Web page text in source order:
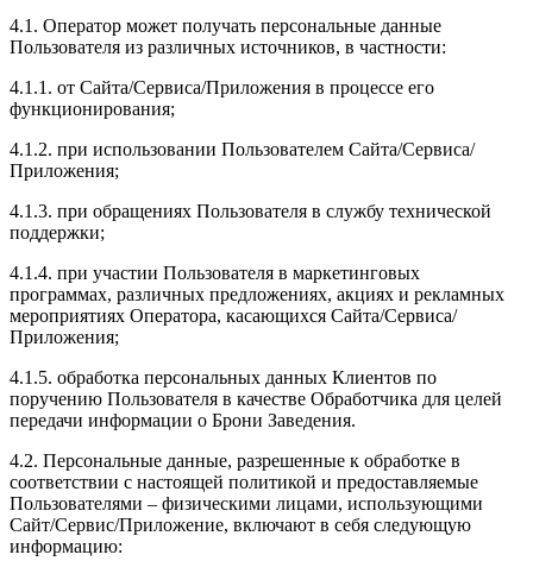
4.1. Оператор может получать персональные данные
Пользователя из различных источников, в частности:
4.1.1. от Сайта/Сервиса/Приложения в процессе его
функционирования;
4.1.2. при использовании Пользователем Сайта/Сервиса/
Приложения;
4.1.3. при обращениях Пользователя в службу технической
поддержки;
4.1.4. при участии Пользователя в маркетинговых
программах, различных предложениях, акциях и рекламных
мероприятиях Оператора, касающихся Сайта/Сервиса/
Приложения;
4.1.5. обработка персональных данных Клиентов по
поручению Пользователя в качестве Обработчика для целей
передачи информации о Брони Заведения.
4.2. Персональные данные, разрешенные к обработке в
соответствии с настоящей политикой и предоставляемые
Пользователями – физическими лицами, использующими
Сайт/Сервис/Приложение, включают в себя следующую
информацию: